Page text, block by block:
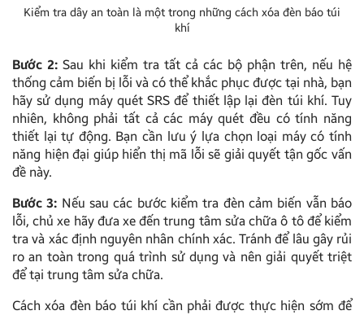
Kiểm tra dây an toàn là một trong những cách xóa đèn báo túi
khí
Bước 2: Sau khi kiểm tra tất cả các bộ phận trên, nếu hệ
thống cảm biến bị lỗi và có thể khắc phục được tại nhà, bạn
hãy sử dụng máy quét SRS để thiết lập lại đèn túi khí. Tuy
nhiên, không phải tất cả các máy quét đều có tính năng
thiết lại tự động. Bạn cần lưu ý lựa chọn loại máy có tính
năng hiện đại giúp hiển thị mã lỗi sẽ giải quyết tận gốc vấn
đề này.
Bước 3: Nếu sau các bước kiểm tra đèn cảm biến vẫn báo
lỗi, chủ xe hãy đưa xe đến trung tâm sửa chữa ô tô để kiểm
tra và xác định nguyên nhân chính xác. Tránh để lâu gây rủi
ro an toàn trong quá trình sử dụng và nên giải quyết triệt
để tại trung tâm sửa chữa.
Cách xóa đèn báo túi khí cần phải được thực hiện sớm để